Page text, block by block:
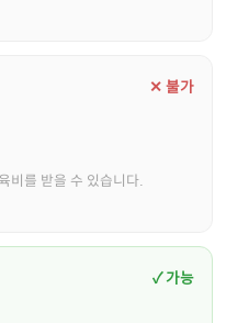
✕ 불가
비를 받을 수 있습니다.
✓ 가능